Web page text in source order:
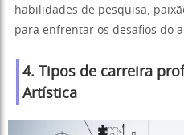
habilidades de pesquisa,
para enfrentar os desafios do
4. Tipos de carreira
Artística